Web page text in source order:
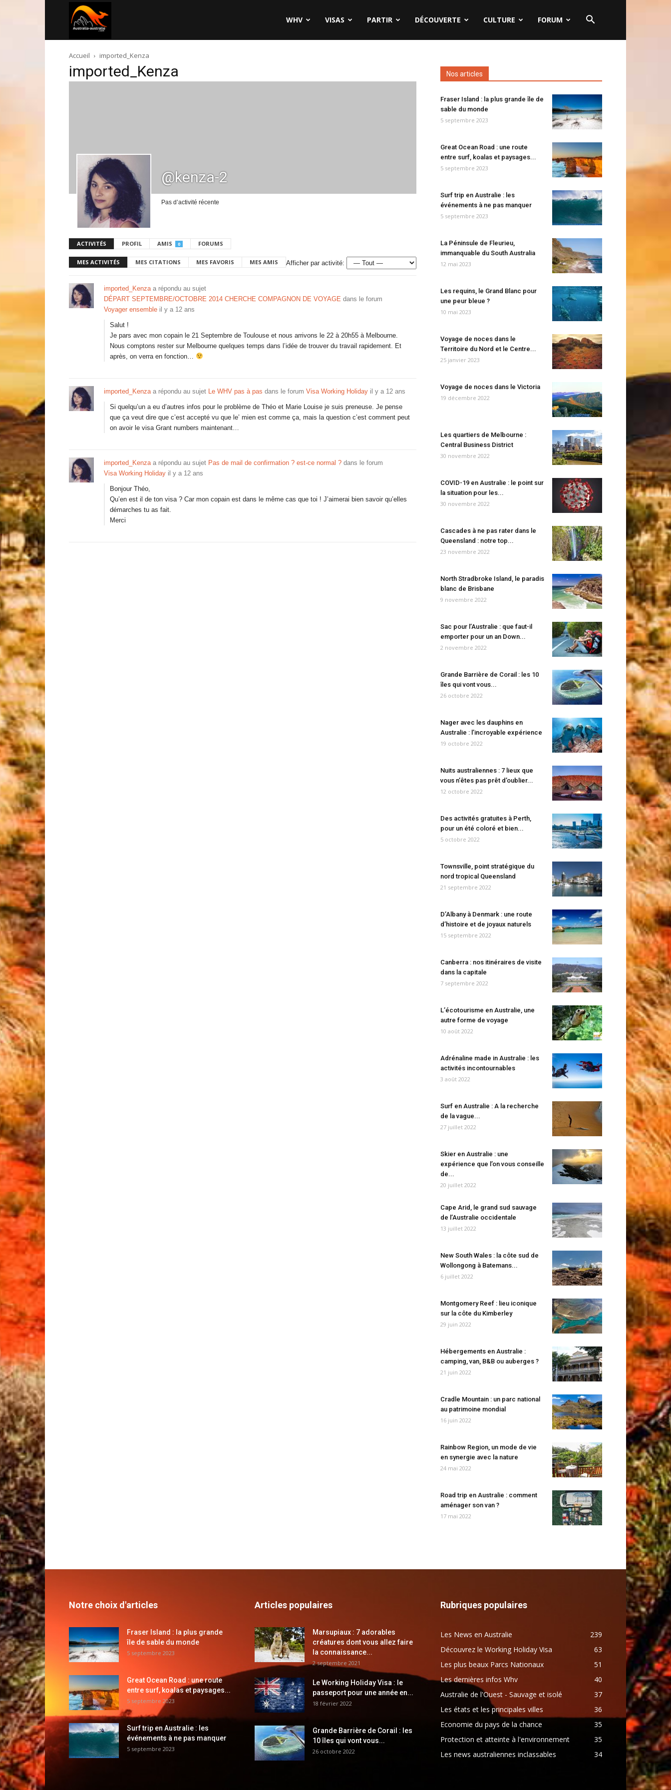
australie.com
WHV VISAS PARTIR DÉCOUVERTE CULTURE FORUM
Accueil imported_Kenza
imported_Kenza
@kenza-2
Pas d’activité récente
ACTIVITÉS PROFIL AMIS 0 FORUMS
MES ACTIVITÉS MES CITATIONS MES FAVORIS MES AMIS Afficher par activité:
imported_Kenzaa répondu au sujet
DÉPART SEPTEMBRE/OCTOBRE 2014 CHERCHE COMPAGNON DE VOYAGE dans le forum
Voyager ensemble il y a 12 ans
Salut !
Je pars avec mon copain le 21 Septembre de Toulouse et nous arrivons le 22 à 20h55 à Melbourne.
Nous comptons rester sur Melbourne quelques temps dans l’idée de trouver du travail rapidement. Et
après, on verra en fonction…
imported_Kenzaa répondu au sujet Le WHV pas à pas dans le forum Visa Working Holiday il y a 12 ans
Si quelqu’un a eu d’autres infos pour le problème de Théo et Marie Louise je suis preneuse. Je pense
que ça veut dire que c’est accepté vu que le’ mien est comme ça, mais la question c’est comment peut
on avoir le visa Grant numbers maintenant…
imported_Kenzaa répondu au sujet Pas de mail de confirmation ? est-ce normal ? dans le forum
Visa Working Holiday il y a 12 ans
Bonjour Théo,
Qu’en est il de ton visa ? Car mon copain est dans le même cas que toi ! J’aimerai bien savoir qu’elles
démarches tu as fait.
Merci
Nos articles
Fraser Island : la plus grande île de
sable du monde
5 septembre 2023
Great Ocean Road : une route
entre surf, koalas et paysages...
5 septembre 2023
Surf trip en Australie : les
événements à ne pas manquer
5 septembre 2023
La Péninsule de Fleurieu,
immanquable du South Australia
12 mai 2023
Les requins, le Grand Blanc pour
une peur bleue ?
10 mai 2023
Voyage de noces dans le
Territoire du Nord et le Centre...
25 janvier 2023
Voyage de noces dans le Victoria
19 décembre 2022
Les quartiers de Melbourne :
Central Business District
30 novembre 2022
COVID-19 en Australie : le point sur
la situation pour les...
30 novembre 2022
Cascades à ne pas rater dans le
Queensland : notre top...
23 novembre 2022
North Stradbroke Island, le paradis
blanc de Brisbane
9 novembre 2022
Sac pour l’Australie : que faut-il
emporter pour un an Down...
2 novembre 2022
Grande Barrière de Corail : les 10
îles qui vont vous...
26 octobre 2022
Nager avec les dauphins en
Australie : l’incroyable expérience
19 octobre 2022
Nuits australiennes : 7 lieux que
vous n’êtes pas prêt d’oublier...
12 octobre 2022
Des activités gratuites à Perth,
pour un été coloré et bien...
5 octobre 2022
Townsville, point stratégique du
nord tropical Queensland
21 septembre 2022
D’Albany à Denmark : une route
d’histoire et de joyaux naturels
15 septembre 2022
Canberra : nos itinéraires de visite
dans la capitale
7 septembre 2022
L’écotourisme en Australie, une
autre forme de voyage
10 août 2022
Adrénaline made in Australie : les
activités incontournables
3 août 2022
Surf en Australie : A la recherche
de la vague...
27 juillet 2022
Skier en Australie : une
expérience que l’on vous conseille
de...
20 juillet 2022
Cape Arid, le grand sud sauvage
de l’Australie occidentale
13 juillet 2022
New South Wales : la côte sud de
Wollongong à Batemans...
6 juillet 2022
Montgomery Reef : lieu iconique
sur la côte du Kimberley
29 juin 2022
Hébergements en Australie :
camping, van, B&B ou auberges ?
21 juin 2022
Cradle Mountain : un parc national
au patrimoine mondial
16 juin 2022
Rainbow Region, un mode de vie
en synergie avec la nature
24 mai 2022
Road trip en Australie : comment
aménager son van ?
17 mai 2022
Notre choix d'articles
Fraser Island : la plus grande
île de sable du monde
5 septembre 2023
Great Ocean Road : une route
entre surf, koalas et paysages...
5 septembre 2023
Surf trip en Australie : les
événements à ne pas manquer
5 septembre 2023
Articles populaires
Marsupiaux : 7 adorables
créatures dont vous allez faire
la connaissance...
2 septembre 2021
Le Working Holiday Visa : le
passeport pour une année en...
18 février 2022
Grande Barrière de Corail : les
10 îles qui vont vous...
26 octobre 2022
Rubriques populaires
Les News en Australie
239
Découvrez le Working Holiday Visa
63
Les plus beaux Parcs Nationaux
51
Les dernières infos Whv
40
Australie de l'Ouest - Sauvage et isolé
37
Les états et les principales villes
36
Economie du pays de la chance
35
Protection et atteinte à l'environnement
35
Les news australiennes inclassables
34